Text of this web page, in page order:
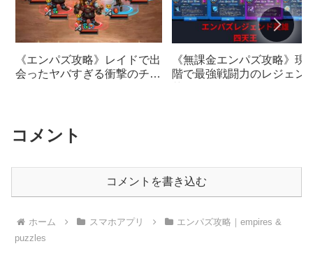
《エンパズ攻略》レイドで出
会ったヤバすぎる衝撃のチー
《無課金エンパズ攻略》現
階で最強戦闘力のレジェン
コメント
コメントを書き込む
ホーム スマホアプリ
エンパズ攻略｜empires &
puzzles